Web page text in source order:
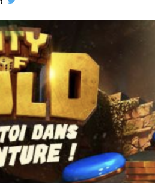
arrive, jean suit
le cash survient, jean creuse
pour l'Open de France sur